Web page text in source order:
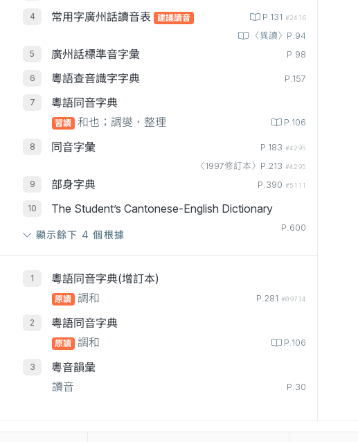
常用字廣州話讀音表 建議讀音 P.131 #2416
〈異讀〉P.94
廣州話標準音字彙 P.98
粵語查音識字字典 P.157
粵語同音字典
習讀 和也；調燮，整理 P.106
同音字彙 P.183 #4295
〈1997修訂本〉P.213 #4295
部身字典 P.390 #5111
The Student’s Cantonese-English Dictionary
P.600
顯示餘下 4 個根據
粵語同音字典(增訂本)
原讀 調和 P.281 #09734
粵語同音字典
原讀 調和 P.106
粵音韻彙
讀音
P.30